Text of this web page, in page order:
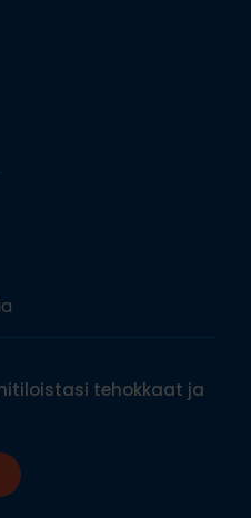
tehokkaat ja